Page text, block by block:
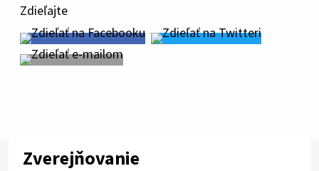
Zdieľajte
Zverejňovanie